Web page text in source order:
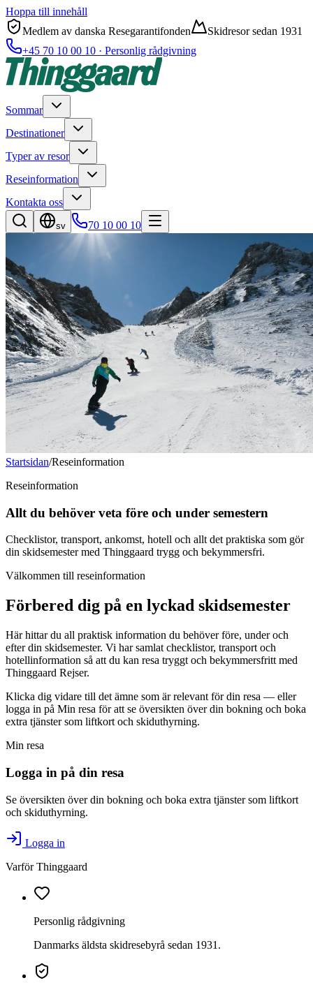
Hoppa till innehåll
Medlem av danska Resegarantifonden
Skidresor sedan 1931
+45 70 10 00 10 · Personlig rådgivning
Sommar
Destinationer
Typer av resor
Reseinformation
Kontakta oss
sv 70 10 00 10
Startsidan/Reseinformation
Reseinformation
Allt du behöver veta före och under semestern
Checklistor, transport, ankomst, hotell och allt det praktiska som gör
din skidsemester med Thinggaard trygg och bekymmersfri.
Välkommen till reseinformation
Förbered dig på en lyckad skidsemester
Här hittar du all praktisk information du behöver före, under och
efter din skidsemester. Vi har samlat checklistor, transport och
hotellinformation så att du kan resa tryggt och bekymmersfritt med
Thinggaard Rejser.
Klicka dig vidare till det ämne som är relevant för din resa — eller
logga in på Min resa för att se översikten över din bokning och boka
extra tjänster som liftkort och skiduthyrning.
Min resa
Logga in på din resa
Se översikten över din bokning och boka extra tjänster som liftkort
och skiduthyrning.
Logga in
Varför Thinggaard
Personlig rådgivning
Danmarks äldsta skidresebyrå sedan 1931.